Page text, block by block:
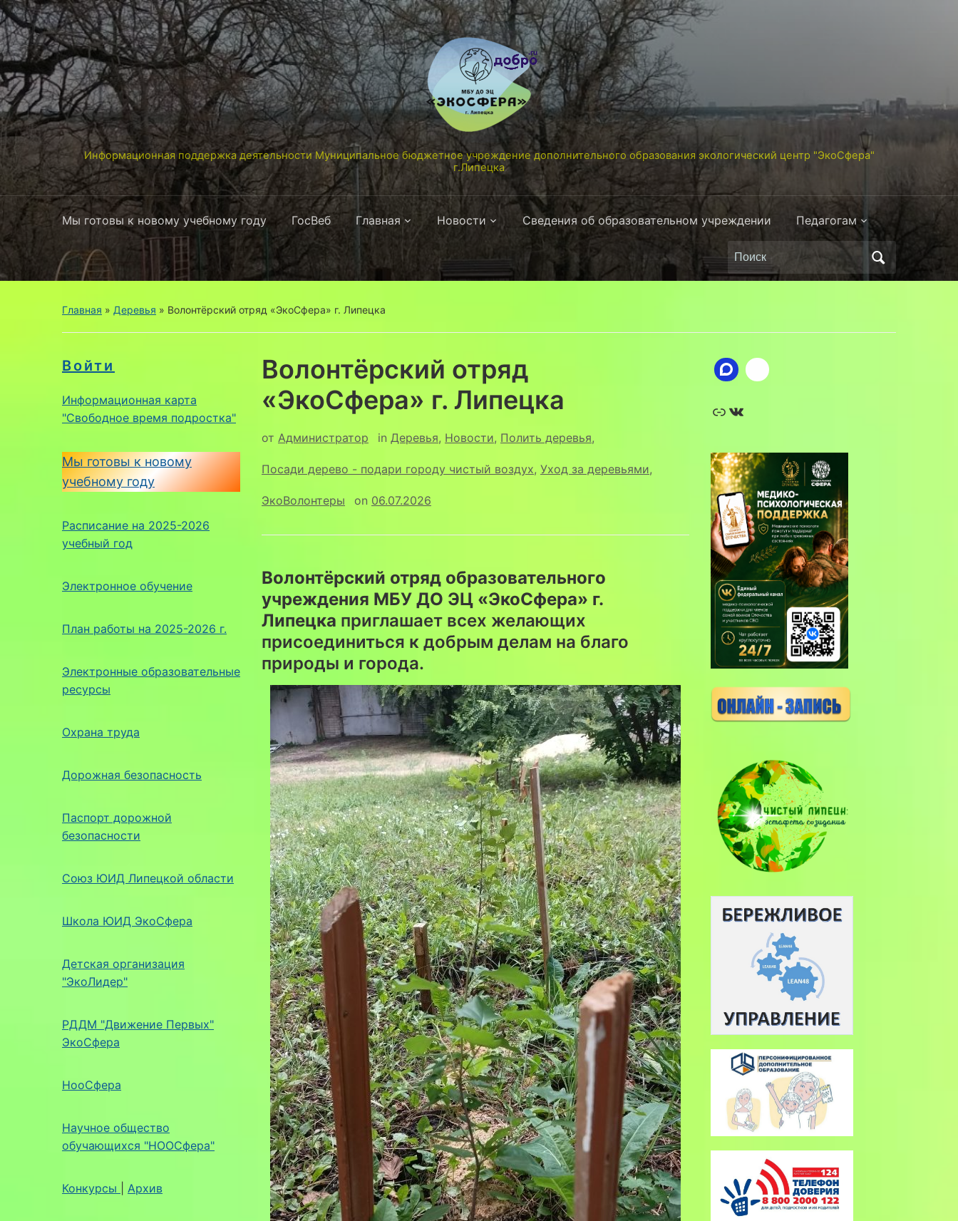
Информационная поддержка деятельности Муниципальное бюджетное учреждение дополнительного образования экологический центр "ЭкоСфера"
г.Липецка
Мы готовы к новому учебному году ГосВеб Главная Новости Сведения об образовательном учреждении Педагогам
Поиск
по:
Главная » Деревья » Волонтёрский отряд «ЭкоСфера» г. Липецка
Войти
Информационная карта
"Свободное время подростка"
Мы готовы к новому
учебному году
Расписание на 2025-2026
учебный год
Электронное обучение
План работы на 2025-2026 г.
Электронные образовательные
ресурсы
Охрана труда
Дорожная безопасность
Паспорт дорожной
безопасности
Союз ЮИД Липецкой области
Школа ЮИД ЭкоСфера
Детская организация
"ЭкоЛидер"
РДДМ "Движение Первых"
ЭкоСфера
НооСфера
Научное общество
обучающихся "НООСфера"
Конкурсы Архив
Волонтёрский отряд
«ЭкоСфера» г. Липецка
от Администратор in Деревья, Новости, Полить деревья,
Посади дерево - подари городу чистый воздух, Уход за деревьями,
ЭкоВолонтеры on 06.07.2026
Волонтёрский отряд образовательного
учреждения МБУ ДО ЭЦ «ЭкоСфера» г.
Липецка приглашает всех желающих
присоединиться к добрым делам на благо
природы и города.
Ссылка